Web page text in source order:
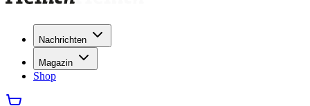
Nachrichten
Magazin
Shop